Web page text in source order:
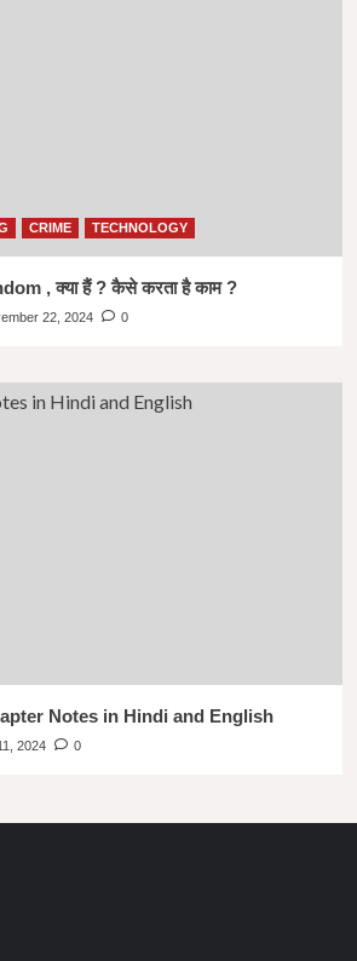
CRIME TECHNOLOGY
, क्या हैं ? कैसे करता है काम ?
22, 2024 0
Notes in Hindi and English
2024 0